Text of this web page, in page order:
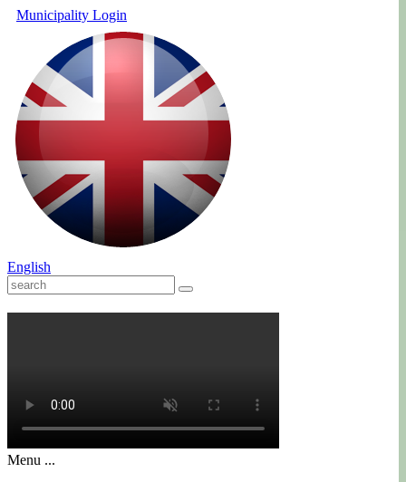
Municipality Login
English
Menu ...